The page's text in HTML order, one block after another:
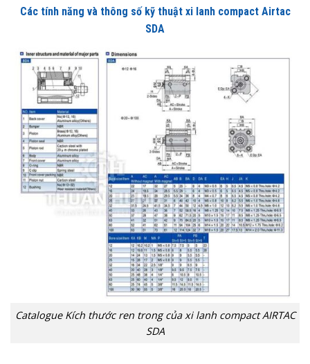
Các tính năng và thông số kỹ thuật xi lanh compact Airtac
SDA
Catalogue Kích thước ren trong của xi lanh compact AIRTAC
SDA